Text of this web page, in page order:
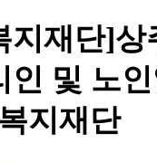
지재단]
인 및 노
지재단